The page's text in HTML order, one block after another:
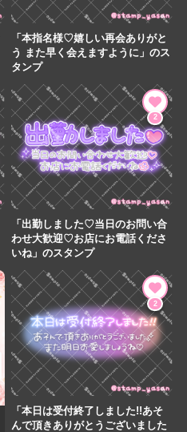
「本指名様♡嬉しい再会ありがと
う また早く会えますように」のス
タンプ
2
「出勤しました♡当日のお問い合
わせ大歓迎♡お店にお電話くださ
いね」のスタンプ
2
「本日は受付終了しました!!あそ
んで頂きありがとうございました